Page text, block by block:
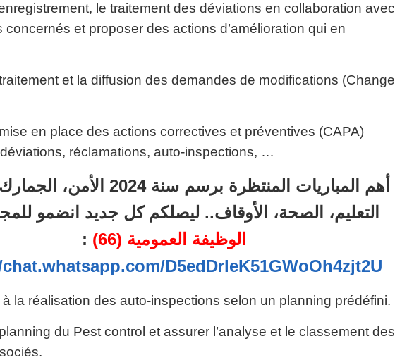
le traitement des déviations en collaboration avec
concernés et proposer des actions d’amélioration qui en
et la diffusion des demandes de modifications (Change
en place des actions correctives et préventives (CAPA)
réclamations, auto-inspections, …
أهم المباريات المنتظرة برسم سنة 2024
التعليم، الصحة، الأوقاف.. ليصلكم كل جديد انضمو
الوظيفة العمومية (66)
:
D5edDrleK51GWoOh4zjt2U
la réalisation des auto-inspections selon un planning prédéfini.
du Pest control et assurer l’analyse et le classement des